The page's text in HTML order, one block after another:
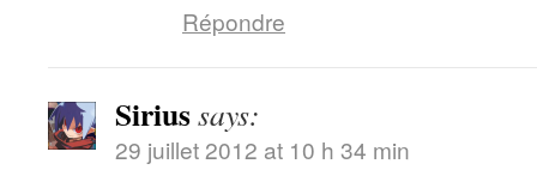
Répondre
Siriussays:
29 juillet 2012 at 10 h 34 min